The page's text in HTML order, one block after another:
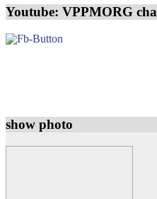
Youtube: VPPMORG
show photo